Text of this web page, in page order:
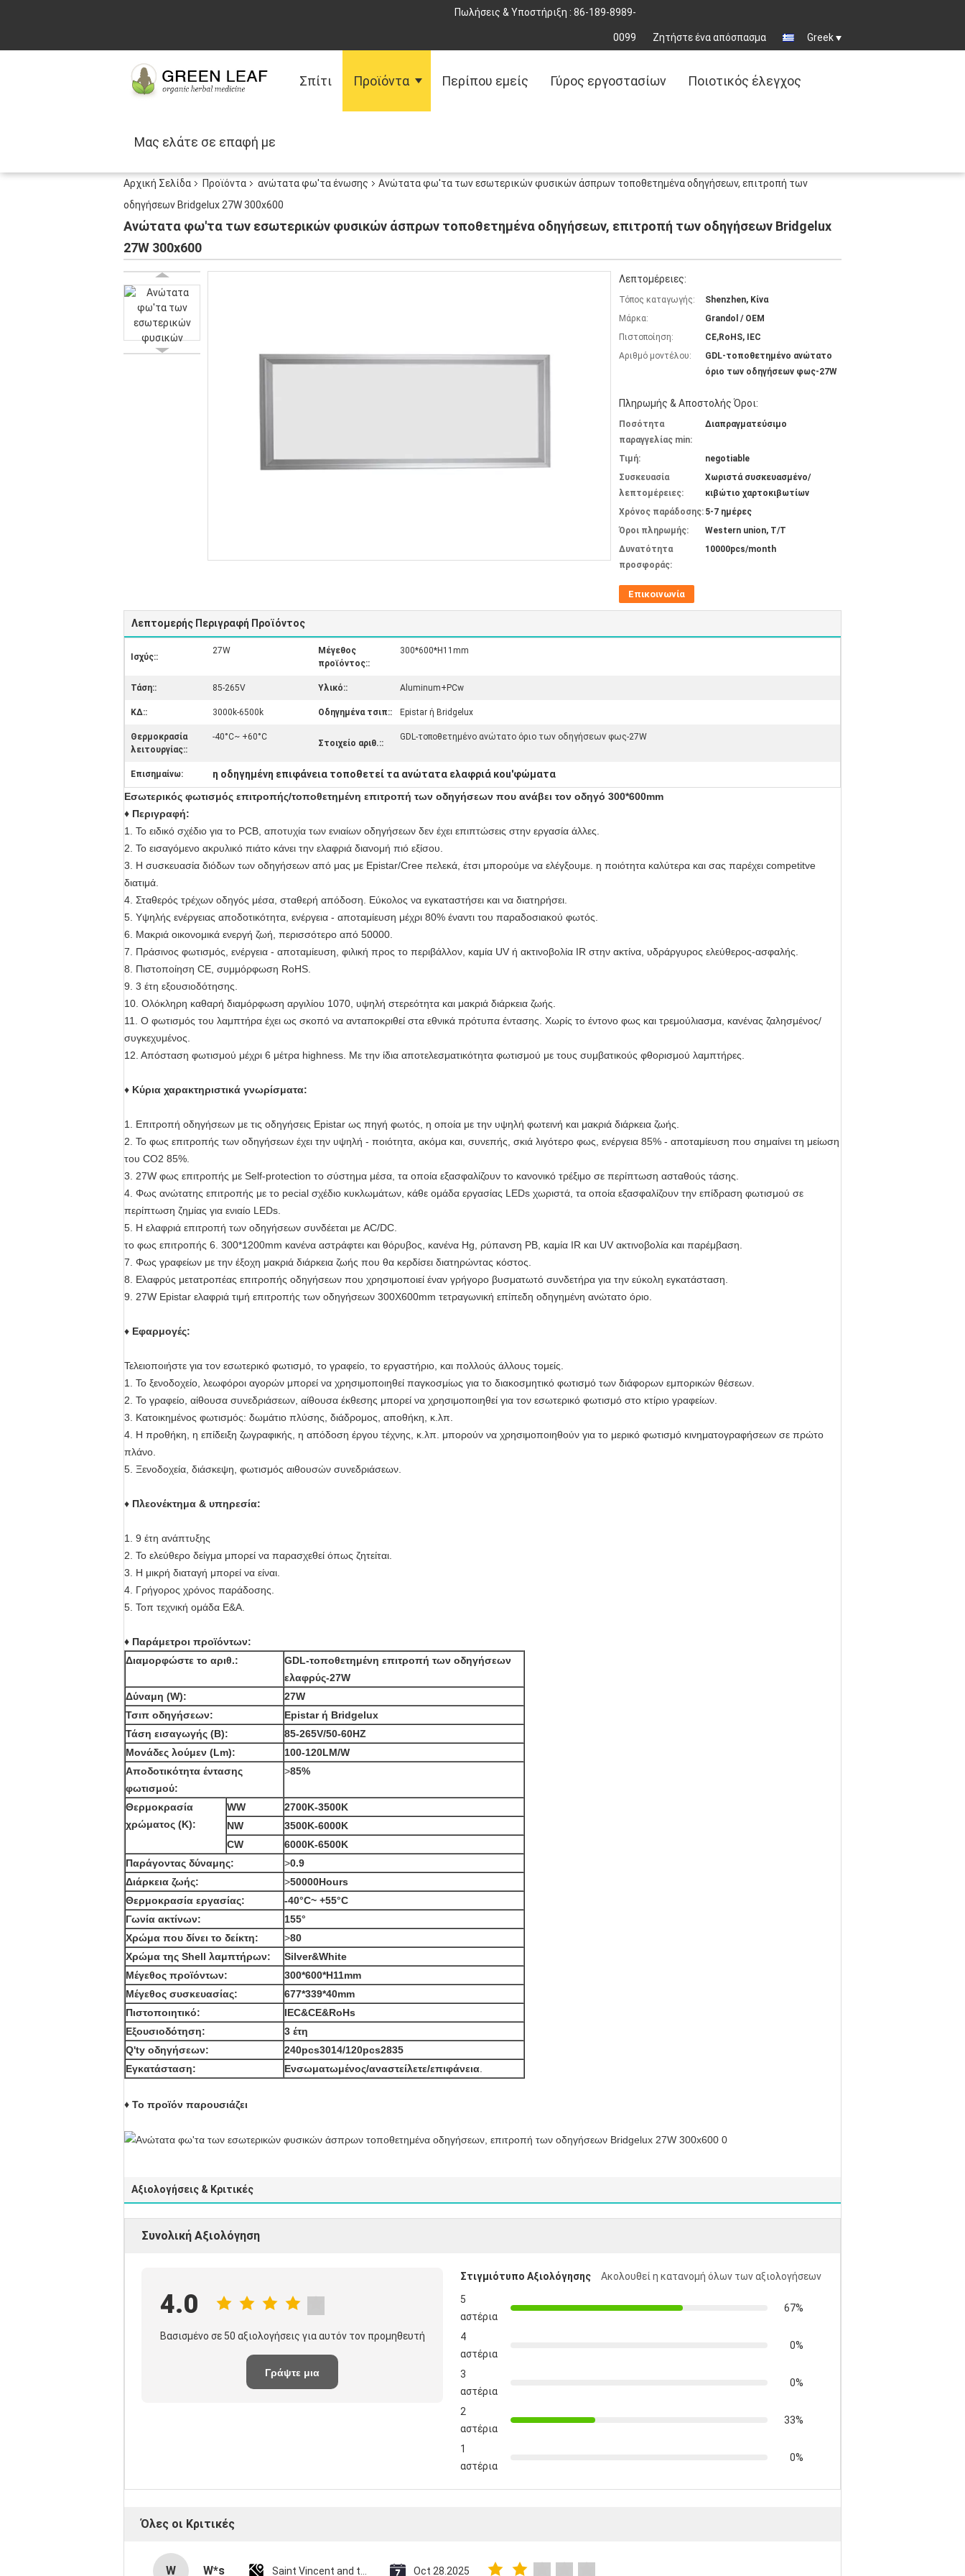
Πωλήσεις & Υποστήριξη : 86-189-8989-
0099 Ζητήστε ένα απόσπασμα Greek
Σπίτι Προϊόντα Περίπου εμείς Γύρος εργοστασίων Ποιοτικός έλεγχος
Μας ελάτε σε επαφή με
Αρχική Σελίδα Προϊόντα ανώτατα φω'τα ένωσης
Ανώτατα φω'τα των εσωτερικών φυσικών άσπρων τοποθετημένα οδηγήσεων, επιτροπή των
οδηγήσεων Bridgelux 27W 300x600
Ανώτατα φω'τα των εσωτερικών φυσικών άσπρων τοποθετημένα οδηγήσεων, επιτροπή των οδηγήσεων Bridgelux
27W 300x600
Λεπτομέρειες:
Τόπος καταγωγής:
Shenzhen, Κίνα
Μάρκα:
Grandol / OEM
Πιστοποίηση:
CE,RoHS, IEC
Αριθμό μοντέλου:
GDL-τοποθετημένο ανώτατο
όριο των οδηγήσεων φως-27W
Πληρωμής & Αποστολής Όροι:
Ποσότητα
παραγγελίας min:
Διαπραγματεύσιμο
Τιμή:
negotiable
Συσκευασία
λεπτομέρειες:
Χωριστά συσκευασμένο/
κιβώτιο χαρτοκιβωτίων
Χρόνος παράδοσης: 5-7 ημέρες
Όροι πληρωμής:
Western union, T/T
Δυνατότητα
προσφοράς:
10000pcs/month
Επικοινωνία
Λεπτομερής Περιγραφή Προϊόντος
Ισχύς::
27W
Μέγεθος
προϊόντος::
300*600*H11mm
Τάση:: 85-265V Υλικό:: Aluminum+PCw
ΚΔ:: 3000k-6500k Οδηγημένα τσιπ:: Epistar ή Bridgelux
Θερμοκρασία
λειτουργίας::
-40°C~ +60°C
Στοιχείο αριθ.::
GDL-τοποθετημένο ανώτατο όριο των οδηγήσεων φως-27W
Επισημαίνω:
η οδηγημένη επιφάνεια τοποθετεί τα ανώτατα ελαφριά κοu'φώματα
Εσωτερικός φωτισμός επιτροπής/τοποθετημένη επιτροπή των οδηγήσεων που ανάβει τον οδηγό 300*600mm
♦ Περιγραφή:
1. Το ειδικό σχέδιο για το PCB, αποτυχία των ενιαίων οδηγήσεων δεν έχει επιπτώσεις στην εργασία άλλες.
2. Το εισαγόμενο ακρυλικό πιάτο κάνει την ελαφριά διανομή πιό εξίσου.
3. Η συσκευασία διόδων των οδηγήσεων από μας με Epistar/Cree πελεκά, έτσι μπορούμε να ελέγξουμε. η ποιότητα καλύτερα και σας παρέχει competitve
διατιμά.
4. Σταθερός τρέχων οδηγός μέσα, σταθερή απόδοση. Εύκολος να εγκαταστήσει και να διατηρήσει.
5. Υψηλής ενέργειας αποδοτικότητα, ενέργεια - αποταμίευση μέχρι 80% έναντι του παραδοσιακού φωτός.
6. Μακριά οικονομικά ενεργή ζωή, περισσότερο από 50000.
7. Πράσινος φωτισμός, ενέργεια - αποταμίευση, φιλική προς το περιβάλλον, καμία UV ή ακτινοβολία IR στην ακτίνα, υδράργυρος ελεύθερος-ασφαλής.
8. Πιστοποίηση CE, συμμόρφωση RoHS.
9. 3 έτη εξουσιοδότησης.
10. Ολόκληρη καθαρή διαμόρφωση αργιλίου 1070, υψηλή στερεότητα και μακριά διάρκεια ζωής.
11. Ο φωτισμός του λαμπτήρα έχει ως σκοπό να ανταποκριθεί στα εθνικά πρότυπα έντασης. Χωρίς το έντονο φως και τρεμούλιασμα, κανένας ζαλησμένος/
συγκεχυμένος.
12. Απόσταση φωτισμού μέχρι 6 μέτρα highness. Με την ίδια αποτελεσματικότητα φωτισμού με τους συμβατικούς φθορισμού λαμπτήρες.
♦ Κύρια χαρακτηριστικά γνωρίσματα:
1. Επιτροπή οδηγήσεων με τις οδηγήσεις Epistar ως πηγή φωτός, η οποία με την υψηλή φωτεινή και μακριά διάρκεια ζωής.
2. Το φως επιτροπής των οδηγήσεων έχει την υψηλή - ποιότητα, ακόμα και, συνεπής, σκιά λιγότερο φως, ενέργεια 85% - αποταμίευση που σημαίνει τη μείωση
του CO2 85%.
3. 27W φως επιτροπής με Self-protection το σύστημα μέσα, τα οποία εξασφαλίζουν το κανονικό τρέξιμο σε περίπτωση ασταθούς τάσης.
4. Φως ανώτατης επιτροπής με το pecial σχέδιο κυκλωμάτων, κάθε ομάδα εργασίας LEDs χωριστά, τα οποία εξασφαλίζουν την επίδραση φωτισμού σε
περίπτωση ζημίας για ενιαίο LEDs.
5. Η ελαφριά επιτροπή των οδηγήσεων συνδέεται με AC/DC.
το φως επιτροπής 6. 300*1200mm κανένα αστράφτει και θόρυβος, κανένα Hg, ρύπανση PB, καμία IR και UV ακτινοβολία και παρέμβαση.
7. Φως γραφείων με την έξοχη μακριά διάρκεια ζωής που θα κερδίσει διατηρώντας κόστος.
8. Ελαφρύς μετατροπέας επιτροπής οδηγήσεων που χρησιμοποιεί έναν γρήγορο βυσματωτό συνδετήρα για την εύκολη εγκατάσταση.
9. 27W Epistar ελαφριά τιμή επιτροπής των οδηγήσεων 300X600mm τετραγωνική επίπεδη οδηγημένη ανώτατο όριο.
♦ Εφαρμογές:
Τελειοποιήστε για τον εσωτερικό φωτισμό, το γραφείο, το εργαστήριο, και πολλούς άλλους τομείς.
1. Το ξενοδοχείο, λεωφόροι αγορών μπορεί να χρησιμοποιηθεί παγκοσμίως για το διακοσμητικό φωτισμό των διάφορων εμπορικών θέσεων.
2. Το γραφείο, αίθουσα συνεδριάσεων, αίθουσα έκθεσης μπορεί να χρησιμοποιηθεί για τον εσωτερικό φωτισμό στο κτίριο γραφείων.
3. Κατοικημένος φωτισμός: δωμάτιο πλύσης, διάδρομος, αποθήκη, κ.λπ.
4. Η προθήκη, η επίδειξη ζωγραφικής, η απόδοση έργου τέχνης, κ.λπ. μπορούν να χρησιμοποιηθούν για το μερικό φωτισμό κινηματογραφήσεων σε πρώτο
πλάνο.
5. Ξενοδοχεία, διάσκεψη, φωτισμός αιθουσών συνεδριάσεων.
♦ Πλεονέκτημα & υπηρεσία:
1. 9 έτη ανάπτυξης
2. Το ελεύθερο δείγμα μπορεί να παρασχεθεί όπως ζητείται.
3. Η μικρή διαταγή μπορεί να είναι.
4. Γρήγορος χρόνος παράδοσης.
5. Τοπ τεχνική ομάδα Ε&Α.
♦ Παράμετροι προϊόντων:
Διαμορφώστε το αριθ.:
GDL-τοποθετημένη επιτροπή των οδηγήσεων
ελαφρύς-27W
Δύναμη (W):
27W
Τσιπ οδηγήσεων:
Epistar ή Bridgelux
Τάση εισαγωγής (Β):
85-265V/50-60HZ
Μονάδες λούμεν (Lm):
100-120LM/W
Αποδοτικότητα έντασης
φωτισμού:
>85%
Θερμοκρασία
χρώματος (Κ):
WW
2700K-3500K
NW
3500K-6000K
CW
6000K-6500K
Παράγοντας δύναμης:
>0.9
Διάρκεια ζωής:
>50000Hours
Θερμοκρασία εργασίας:
-40°C~ +55°C
Γωνία ακτίνων:
155°
Χρώμα που δίνει το δείκτη:
>80
Χρώμα της Shell λαμπτήρων:
Silver&White
Μέγεθος προϊόντων:
300*600*H11mm
Μέγεθος συσκευασίας:
677*339*40mm
Πιστοποιητικό:
IEC&CE&RoHs
Εξουσιοδότηση:
3 έτη
Q'ty οδηγήσεων:
240pcs3014/120pcs2835
Εγκατάσταση:
Ενσωματωμένος/αναστείλετε/επιφάνεια
♦ Το προϊόν παρουσιάζει
Αξιολογήσεις & Κριτικές
Συνολική Αξιολόγηση
4.0
Βασισμένο σε 50 αξιολογήσεις για αυτόν τον προμηθευτή
Γράψτε μια
Στιγμιότυπο Αξιολόγησης
Ακολουθεί η κατανομή όλων των αξιολογήσεων
5
αστέρια
67%
4
αστέρια
0%
3
αστέρια
0%
2
αστέρια
33%
1
αστέρια
0%
Όλες οι Κριτικές
W W*s Saint Vincent and the Grenadines Oct 28.2025